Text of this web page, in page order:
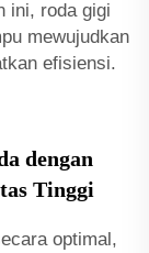
ini, roda gigi
mewujudkan
efisiensi.
dengan
Tinggi
optimal,